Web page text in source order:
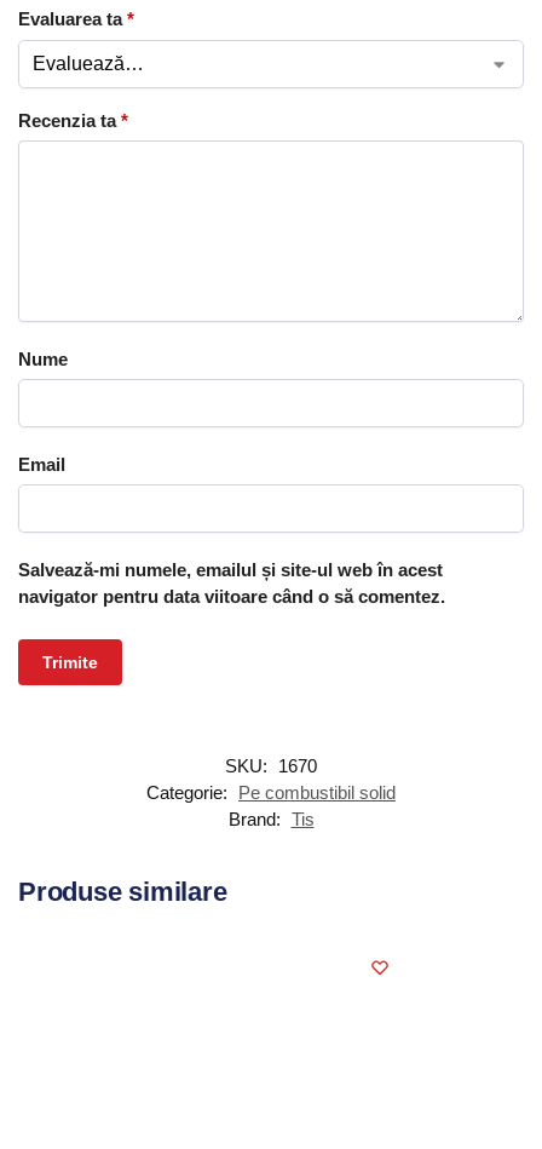
Evaluarea ta*
Recenzia ta*
Nume
Email
Salvează-mi numele, emailul și site-ul web în acest
navigator pentru data viitoare când o să comentez.
SKU:
1670
Categorie:
Pe combustibil solid
Brand: Tis
Produse similare